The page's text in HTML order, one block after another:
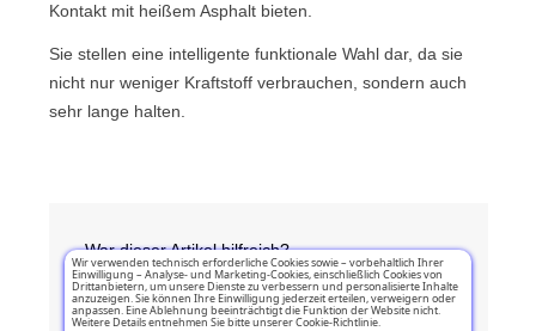
Kontakt mit heißem Asphalt bieten.
Sie stellen eine intelligente funktionale Wahl dar, da sie
nicht nur weniger Kraftstoff verbrauchen, sondern auch
sehr lange halten.
War dieser Artikel hilfreich?
Ja(0) Nein(0)
Wir verwenden technisch erforderliche Cookies sowie – vorbehaltlich Ihrer
Einwilligung – Analyse- und Marketing-Cookies, einschließlich Cookies von
Drittanbietern, um unsere Dienste zu verbessern und personalisierte Inhalte
anzuzeigen. Sie können Ihre Einwilligung jederzeit erteilen, verweigern oder
anpassen. Eine Ablehnung beeinträchtigt die Funktion der Website nicht.
Weitere Details entnehmen Sie bitte unserer Cookie-Richtlinie.